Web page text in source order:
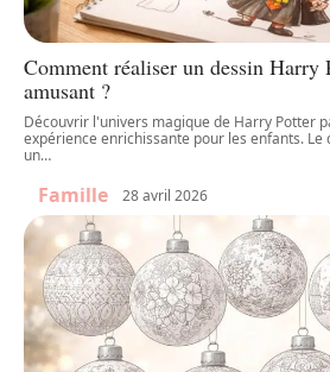
Comment réaliser un dessin Harry
amusant ?
Découvrir l'univers magique de Harry Potter
expérience enrichissante pour les enfants. Le
un…
Famille 28 avril 2026